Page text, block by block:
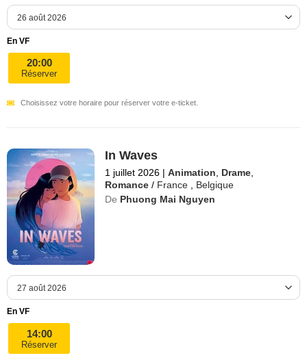
En VF
20:00
Réserver
Choisissez votre horaire pour réserver votre e-ticket.
In Waves
1 juillet 2026 | Animation Drame
Romance / France
Belgique
De Phuong Mai Nguyen
En VF
14:00
Réserver